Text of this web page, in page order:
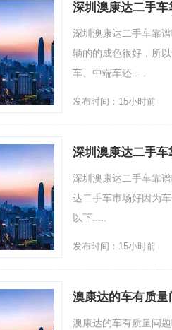
深圳澳康达二手车
深圳澳康达二手车靠
辆的的成色很好，所
车、中端车还.....
发布时间：15小时前
深圳澳康达二手车
深圳澳康达二手车靠
达二手车市场好因为
以下.....
发布时间：15小时前
澳康达的车有质量
澳康达的车有质量问